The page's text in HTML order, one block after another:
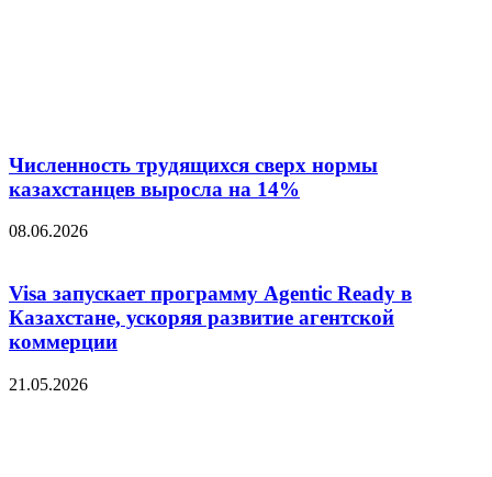
Численность трудящихся сверх нормы
казахстанцев выросла на 14%
08.06.2026
Visa запускает программу Agentic Ready в
Казахстане, ускоряя развитие агентской
коммерции
21.05.2026